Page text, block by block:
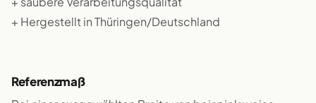
+ Hergestellt in Thüringen/Deutschland
Referenzmaß